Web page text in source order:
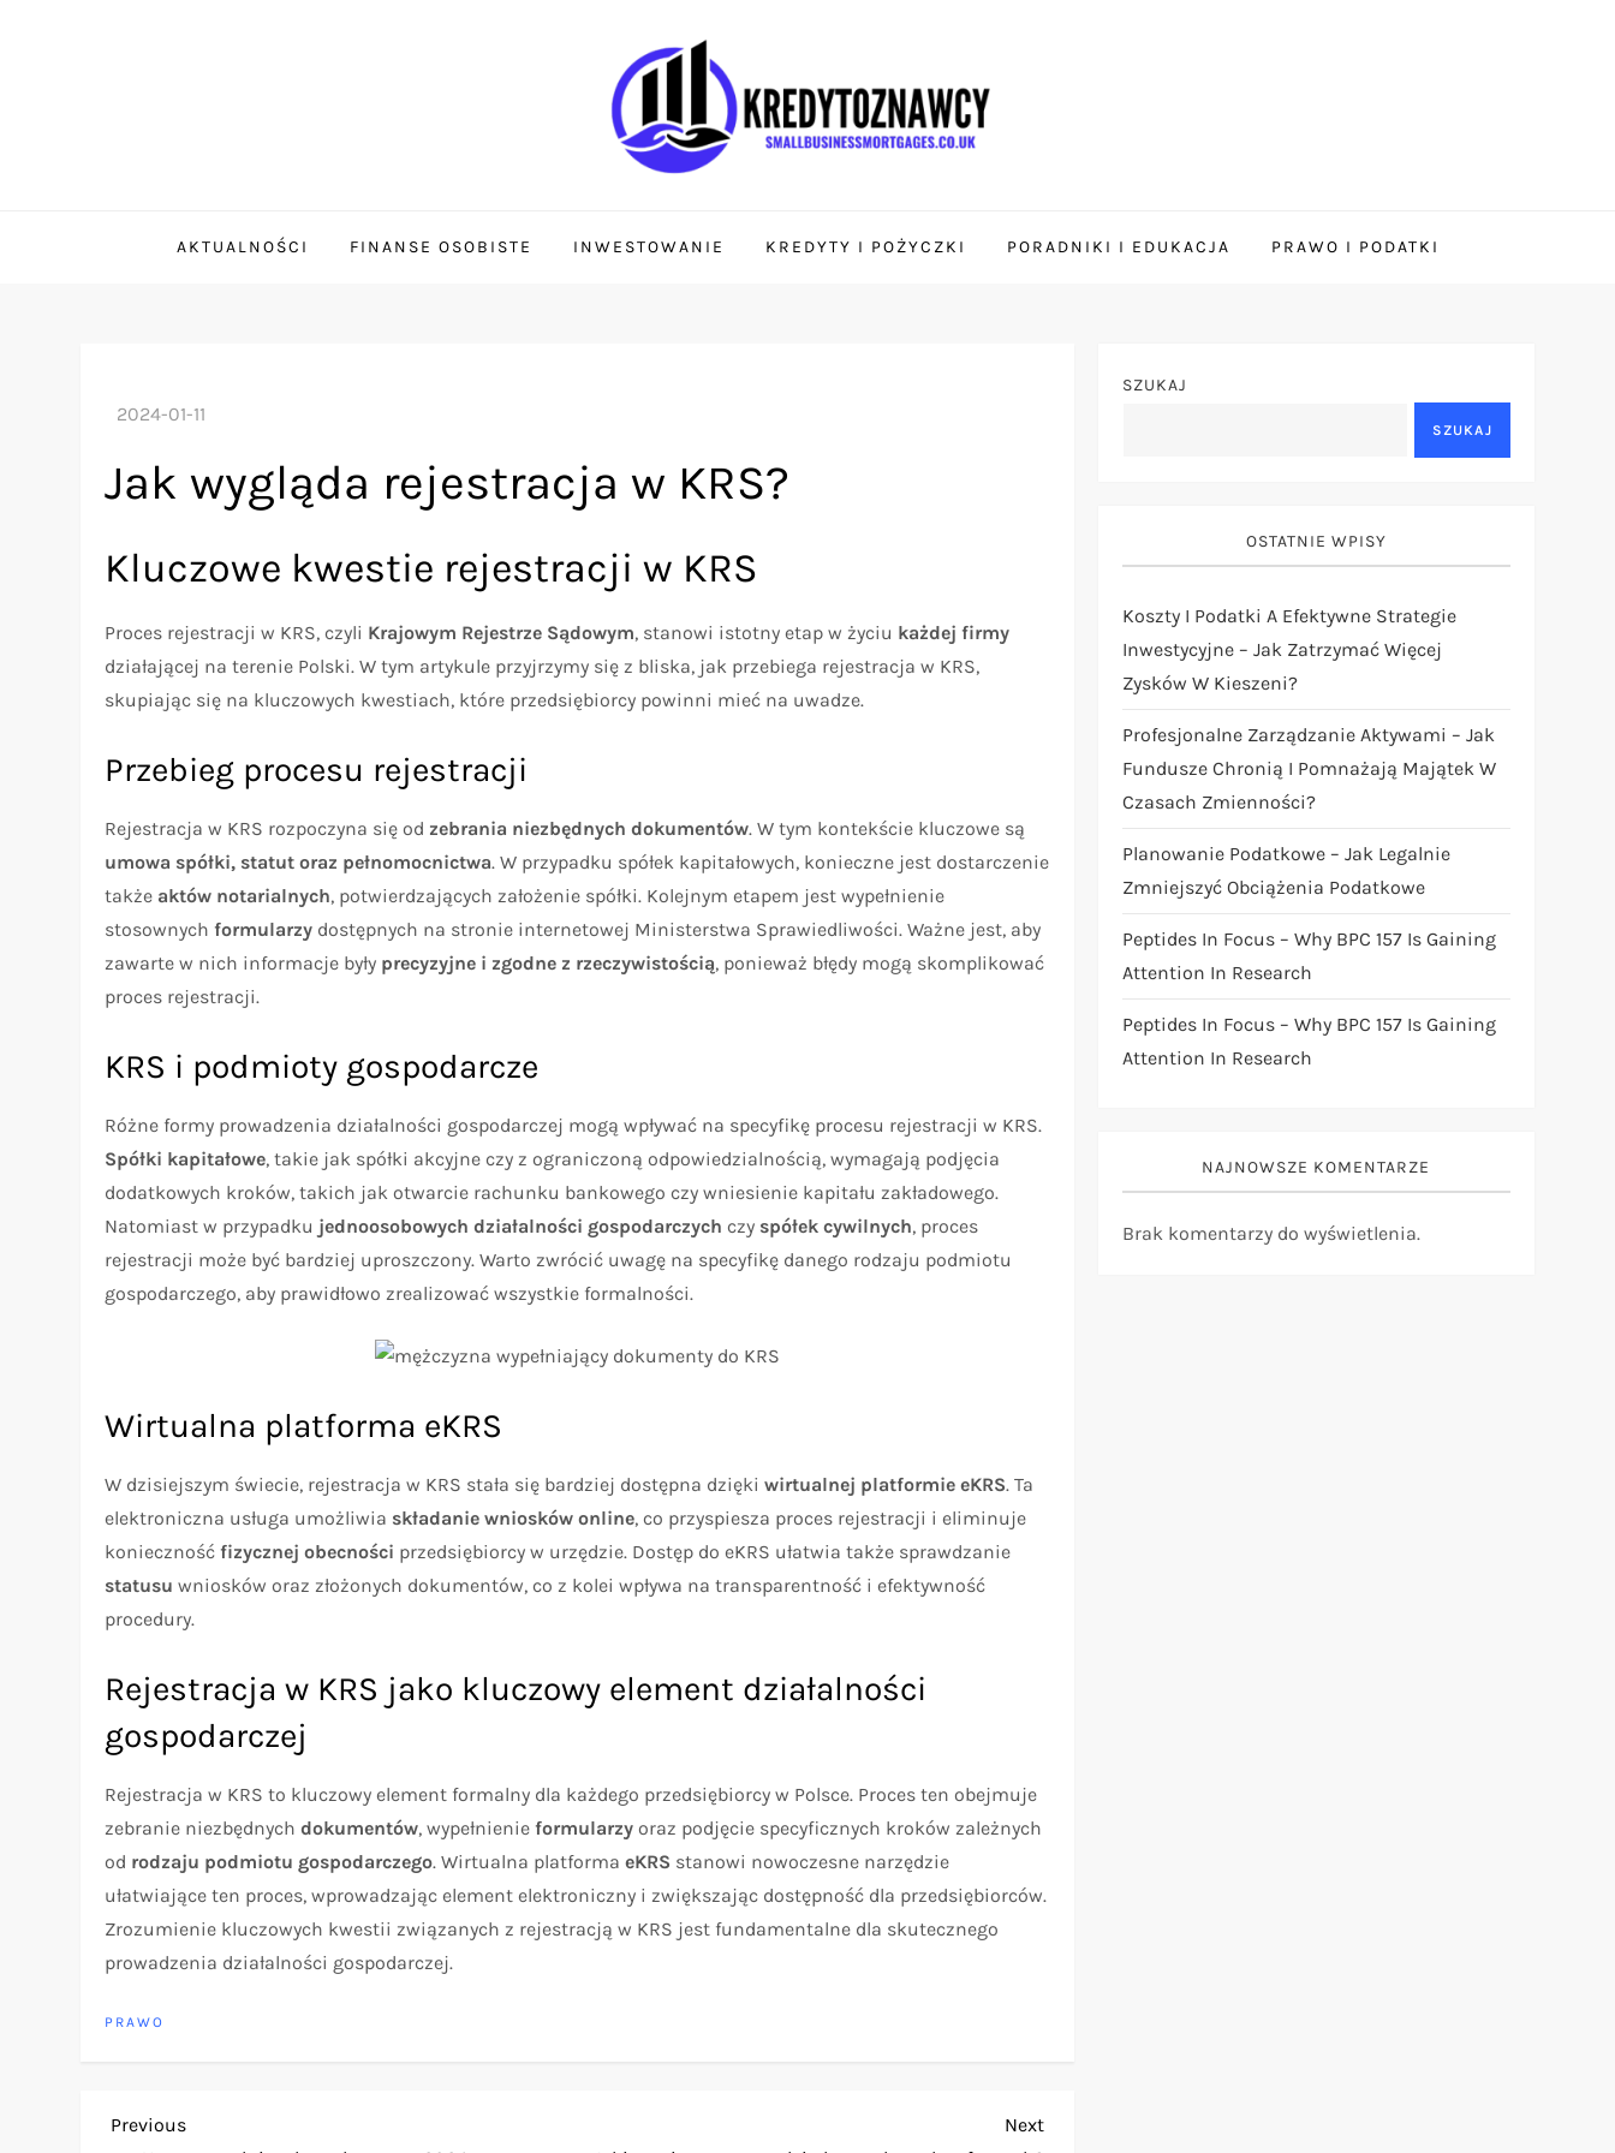
AKTUALNOŚCI FINANSE OSOBISTE INWESTOWANIE KREDYTY I POŻYCZKI PORADNIKI I EDUKACJA PRAWO I PODATKI
Jak wygląda rejestracja w KRS?
Kluczowe kwestie rejestracji w KRS
Proces rejestracji w KRS, czyli Krajowym Rejestrze Sądowym, stanowi istotny etap w życiu każdej firmy
działającej na terenie Polski. W tym artykule przyjrzymy się z bliska, jak przebiega rejestracja w KRS,
skupiając się na kluczowych kwestiach, które przedsiębiorcy powinni mieć na uwadze.
Przebieg procesu rejestracji
Rejestracja w KRS rozpoczyna się od zebrania niezbędnych dokumentów. W tym kontekście kluczowe są
umowa spółki, statut oraz pełnomocnictwa. W przypadku spółek kapitałowych, konieczne jest dostarczenie
także aktów notarialnych, potwierdzających założenie spółki. Kolejnym etapem jest wypełnienie
stosownychformularzy dostępnych na stronie internetowej Ministerstwa Sprawiedliwości. Ważne jest, aby
zawarte w nich informacje były precyzyjne i zgodne z rzeczywistością, ponieważ błędy mogą skomplikować
proces rejestracji.
KRS i podmioty gospodarcze
Różne formy prowadzenia działalności gospodarczej mogą wpływać na specyfikę procesu rejestracji w KRS.
Spółki kapitałowe, takie jak spółki akcyjne czy z ograniczoną odpowiedzialnością, wymagają podjęcia
dodatkowych kroków, takich jak otwarcie rachunku bankowego czy wniesienie kapitału zakładowego.
Natomiast w przypadku jednoosobowych działalności gospodarczych czy spółek cywilnych, proces
rejestracji może być bardziej uproszczony. Warto zwrócić uwagę na specyfikę danego rodzaju podmiotu
gospodarczego, aby prawidłowo zrealizować wszystkie formalności.
Wirtualna platforma eKRS
W dzisiejszym świecie, rejestracja w KRS stała się bardziej dostępna dziękiwirtualnej platformie eKRS. Ta
elektroniczna usługa umożliwia składanie wniosków online, co przyspiesza proces rejestracji i eliminuje
koniecznośćfizycznej obecności przedsiębiorcy w urzędzie. Dostęp do eKRS ułatwia także sprawdzanie
statusu wniosków oraz złożonych dokumentów, co z kolei wpływa na transparentność i efektywność
procedury.
Rejestracja w KRS jako kluczowy element działalności
gospodarczej
Rejestracja w KRS to kluczowy element formalny dla każdego przedsiębiorcy w Polsce. Proces ten obejmuje
zebranie niezbędnychdokumentów, wypełnienieformularzy oraz podjęcie specyficznych kroków zależnych
od rodzaju podmiotu gospodarczego. Wirtualna platformaeKRS stanowi nowoczesne narzędzie
ułatwiające ten proces, wprowadzając element elektroniczny i zwiększając dostępność dla przedsiębiorców.
Zrozumienie kluczowych kwestii związanych z rejestracją w KRS jest fundamentalne dla skutecznego
prowadzenia działalności gospodarczej.
PRAWO
N
Previous
Previous
Next
Next
SZUKAJ
SZUKAJ
OSTATNIE WPISY
Koszty I Podatki A Efektywne Strategie
Inwestycyjne – Jak Zatrzymać Więcej
Zysków W Kieszeni?
Profesjonalne Zarządzanie Aktywami – Jak
Fundusze Chronią I Pomnażają Majątek W
Czasach Zmienności?
Planowanie Podatkowe – Jak Legalnie
Zmniejszyć Obciążenia Podatkowe
Peptides In Focus – Why BPC 157 Is Gaining
Attention In Research
Peptides In Focus – Why BPC 157 Is Gaining
Attention In Research
NAJNOWSZE KOMENTARZE
Brak komentarzy do wyświetlenia.